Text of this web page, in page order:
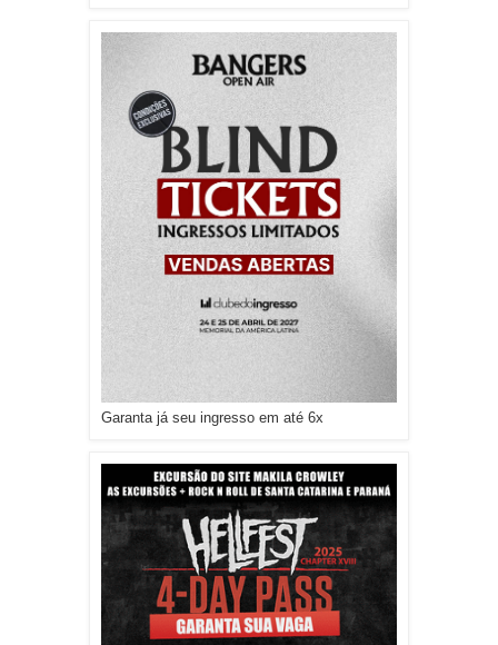
Garanta já seu ingresso em até 6x